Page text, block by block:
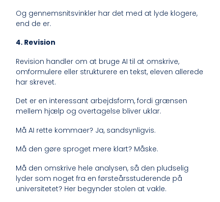
Og gennemsnitsvinkler har det med at lyde klogere,
end de er.
4. Revision
Revision handler om at bruge AI til at omskrive,
omformulere eller strukturere en tekst, eleven allerede
har skrevet.
Det er en interessant arbejdsform, fordi grænsen
mellem hjælp og overtagelse bliver uklar.
Må AI rette kommaer? Ja, sandsynligvis.
Må den gøre sproget mere klart? Måske.
Må den omskrive hele analysen, så den pludselig
lyder som noget fra en førsteårsstuderende på
universitetet? Her begynder stolen at vakle.